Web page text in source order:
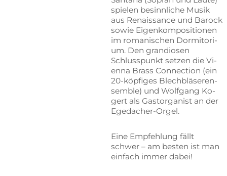
spie­len be­sinn­li­che Mu­sik
aus Re­nais­sance und Ba­rock
so­wie Ei­gen­kom­po­si­tio­nen
im ro­ma­ni­schen Dor­mi­t­ori­
um. Den gran­dio­sen
Schluss­punkt set­zen die Vi­
en­na Brass Con­nec­tion (ein
20-köp­fi­ges Blech­blä­ser­en­
sem­ble) und Wolf­gang Ko­
gert als Gas­t­or­ga­nist an der
Egedacher-Orgel.
Eine Emp­feh­lung fällt
schwer – am bes­ten ist man
ein­fach im­mer dabei!